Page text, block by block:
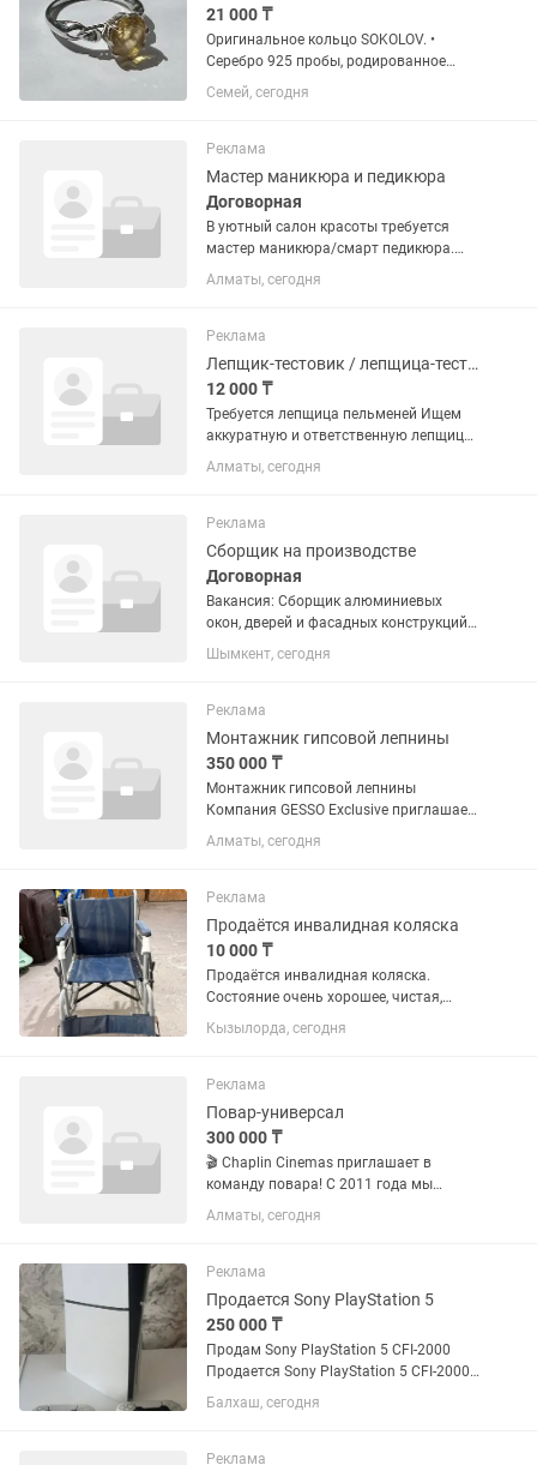
21 000 ₸
Оригинальное кольцо SOKOLOV. •
Серебро 925 пробы, родированное
покрытие. • Вставка: цитрин (8 мм) и 2
бесцветных фианита. • Размер: 16. •
отличном состоянии, носилось...
Семей, сегодня
Реклама
Мастер маникюра и педикюра
Договорная
В уютный салон красоты требуется
мастер маникюра/смарт педикюра.
Рассматриваем работу на проценты
Обязанности: аппаратный /
гель-лаком смарт педикюр
соблюдение...
Алматы, сегодня
Реклама
Лепщик-тестовик / лепщица-тестовик
12 000 ₸
Требуется лепщица пельменей Ищем
аккуратную и ответственную лепщица
График работы: с 8:30 до 18:30 Все
подробности по телефону / в личные
Алматы, сегодня
Реклама
Сборщик на производстве
Договорная
Вакансия: Сборщик алюминиевых
окон, дверей и фасадных конструкций
(с опытом) В стабильную и
развивающуюся компанию требуется
опытом работы. Обязанности: —
Сборка...
Шымкент, сегодня
Реклама
Монтажник гипсовой лепнины
350 000 ₸
Монтажник гипсовой лепнины
Компания GESSO Exclusive приглашает
на работу монтажника гипсовой
лепнины. Обязанности: Монтаж
панели, декоративные элементы). ...
Алматы, сегодня
Реклама
Продаётся инвалидная коляска
10 000 ₸
Продаётся инвалидная коляска.
Состояние очень хорошее, чистая,
аккуратно использовалась. Всё
исправно, без повреждений. Цена —
в личные сообщения.
Кызылорда, сегодня
Реклама
Повар-универсал
300 000 ₸
🎬 Chaplin Cinemas приглашает в
команду повара! С 2011 года мы
открываем двери кинотеатров, чтобы
дарить зрителям эмоции, смех и
нас 5 кинотеатров в Алматы и...
Алматы, сегодня
Реклама
Продается Sony PlayStation 5
250 000 ₸
Продам Sony PlayStation 5 CFI-2000
Продается Sony PlayStation 5 CFI-2000
в отличном состоянии. Консоль
полностью исправна, работает без
Использовалась аккуратно, не...
Балхаш, сегодня
Реклама